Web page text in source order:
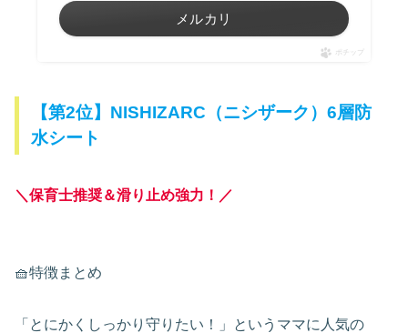
メルカリ
ポチップ
【第2位】NISHIZARC（ニシザーク）6層防
水シート
＼保育士推奨＆滑り止め強力！／
🧺特徴まとめ
「とにかくしっかり守りたい！」というママに人気の